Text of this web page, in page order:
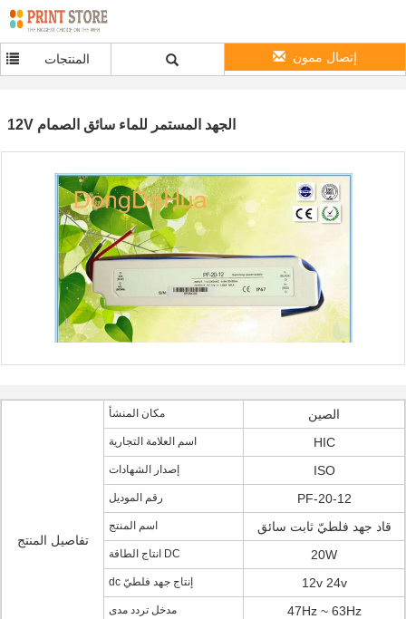
المنتجات إتصال ممون
12V الجهد المستمر للماء سائق الصمام
تفاصيل المنتج
مكان المنشأ الصين
اسم العلامة التجارية HIC
إصدار الشهادات ISO
رقم الموديل PF-20-12
اسم المنتج قاد جهد فلطيّ ثابت سائق
انتاج الطاقة DC 20W
dc إنتاج جهد فلطيّ 12v 24v
مدخل تردد مدى 47Hz ~ 63Hz